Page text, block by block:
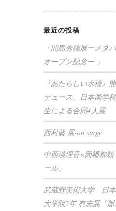
最近の投稿
「間島秀徳展ーメタ
オープン記念ー 」
『あたらしい水槽』
デュース、日本画学
生による合同4人展
西村藍 展-on stage
中西瑛理香×因幡都
ール」
武蔵野美術大学 日本
大学院2年 有志展「脈